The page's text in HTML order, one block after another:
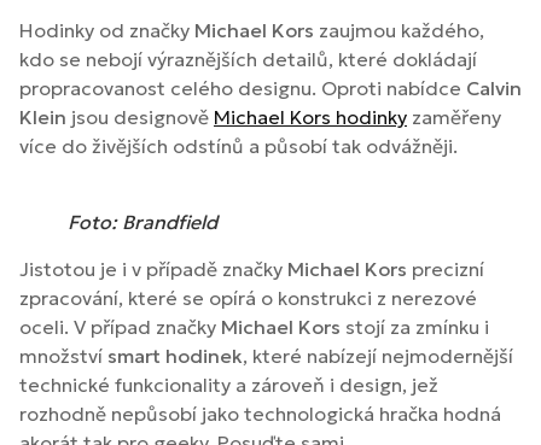
Hodinky od značky Michael Kors zaujmou každého,
kdo se nebojí výraznějších detailů, které dokládají
propracovanost celého designu. Oproti nabídce Calvin
Klein jsou designově Michael Kors hodinky zaměřeny
více do živějších odstínů a působí tak odvážněji.
Foto: Brandfield
Jistotou je i v případě značky Michael Kors precizní
zpracování, které se opírá o konstrukci z nerezové
oceli. V případ značky Michael Kors stojí za zmínku i
množství smart hodinek, které nabízejí nejmodernější
technické funkcionality a zároveň i design, jež
rozhodně nepůsobí jako technologická hračka hodná